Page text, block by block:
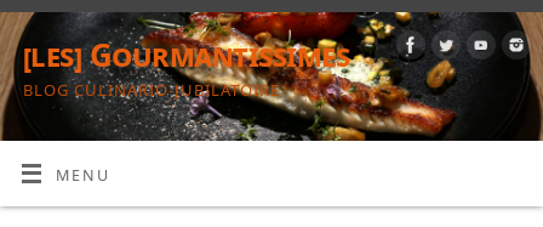
[les] Gourmantissimes
BLOG CULINARIO-JUBILATOIRE
MENU